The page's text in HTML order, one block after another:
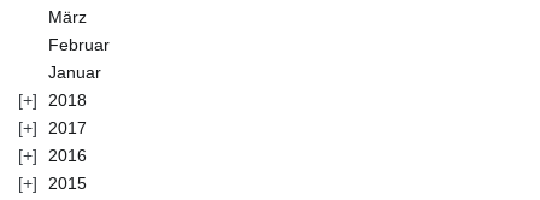
März
Februar
Januar
2018
2017
2016
2015